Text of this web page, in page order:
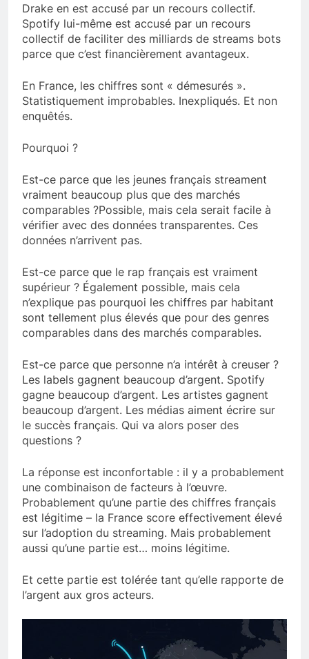
Drake en est accusé par un recours collectif.
Spotify lui-même est accusé par un recours
collectif de faciliter des milliards de streams bots
parce que c’est financièrement avantageux.
En France, les chiffres sont « démesurés ».
Statistiquement improbables. Inexpliqués. Et non
enquêtés.
Pourquoi ?
Est-ce parce que les jeunes français streament
vraiment beaucoup plus que des marchés
comparables ?Possible, mais cela serait facile à
vérifier avec des données transparentes. Ces
données n’arrivent pas.
Est-ce parce que le rap français est vraiment
supérieur ? Également possible, mais cela
n’explique pas pourquoi les chiffres par habitant
sont tellement plus élevés que pour des genres
comparables dans des marchés comparables.
Est-ce parce que personne n’a intérêt à creuser ?
Les labels gagnent beaucoup d’argent. Spotify
gagne beaucoup d’argent. Les artistes gagnent
beaucoup d’argent. Les médias aiment écrire sur
le succès français. Qui va alors poser des
questions ?
La réponse est inconfortable : il y a probablement
une combinaison de facteurs à l’œuvre.
Probablement qu’une partie des chiffres français
est légitime – la France score effectivement élevé
sur l’adoption du streaming. Mais probablement
aussi qu’une partie est… moins légitime.
Et cette partie est tolérée tant qu’elle rapporte de
l’argent aux gros acteurs.